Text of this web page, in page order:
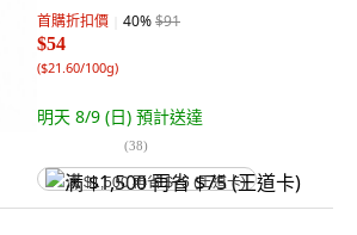
首購折扣價 40%$91
$54
($21.60/100g)
明天 8/9 (日) 預計送達
(38)
满 $1,500 再省 $75 (王道卡)